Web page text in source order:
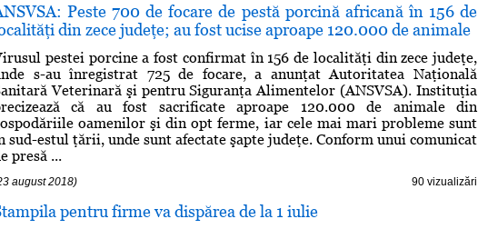
Peste 700 de focare de pestă porcină africană în 156 de
din zece judeţe; au fost ucise aproape 120.000 de animale
pestei porcine a fost confirmat în 156 de localităţi din zece judeţe,
s-au înregistrat 725 de focare, a anunţat Autoritatea Naţională
Veterinară şi pentru Siguranţa Alimentelor (ANSVSA). Instituţia
că au fost sacrificate aproape 120.000 de animale din
oamenilor şi din opt ferme, iar cele mai mari probleme sunt
sud-estul ţării, unde sunt afectate şapte judeţe. Conform unui comunicat
presă ...
august 2018) 90 vizualizări
pentru firme va dispărea de la 1 iulie